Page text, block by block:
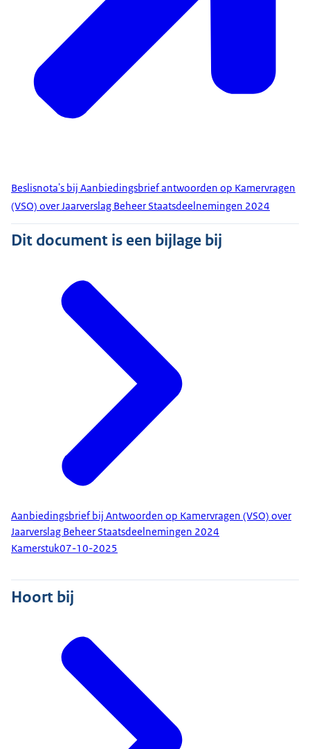
Beslisnota's bij Aanbiedingsbrief antwoorden op Kamervragen
(VSO) over Jaarverslag Beheer Staatsdeelnemingen 2024
Dit document is een bijlage bij
Aanbiedingsbrief bij Antwoorden op Kamervragen (VSO) over
Jaarverslag Beheer Staatsdeelnemingen 2024
Kamerstuk07-10-2025
Hoort bij